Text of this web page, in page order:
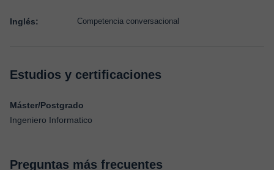
Inglés: Competencia conversacional
Estudios y certificaciones
Máster/Postgrado
Ingeniero Informatico
Preguntas más frecuentes